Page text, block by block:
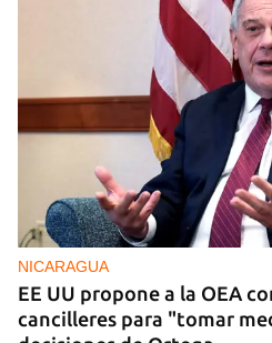
Guardar como favorito
Para poder guardar como
iniciar sesión con tu cuenta
INICIAR
NICARAGUA
EE UU propone a la OEA
cancilleres para "tomar